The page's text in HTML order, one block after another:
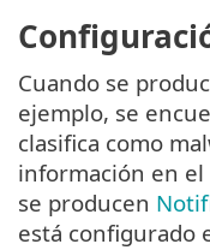
Cuando se
ejemplo, se
clasifica como
información en el
se producen
está configurado